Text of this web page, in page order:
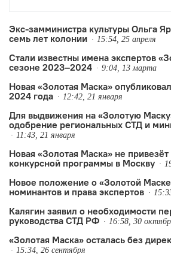
Экс-замминистра культуры Ольга
семь лет колонии
15:54, 25 апреля
Стали известны имена экспертов
сезоне 2023–2024
9:04, 13 марта
Новая «Золотая Маска»
2024 года
12:42, 21 января
Для выдвижения на «Золотую
одобрение региональных СТД и
11:43, 21 января
Новая «Золотая Маска» не привезёт
конкурсной программы в Москву
Новое положение о «Золотой
номинантов и права экспертов
Калягин заявил о необходимости
руководства СТД РФ
16:58, 30
«Золотая Маска» осталась без
15:34, 26 сентября